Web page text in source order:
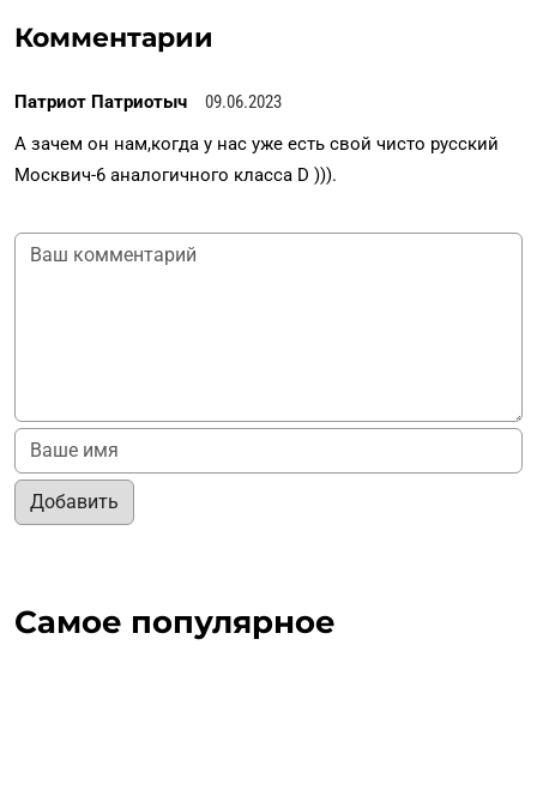
Комментарии
Патриот Патриотыч
09.06.2023
А зачем он нам,когда у нас уже есть свой чисто русский
Москвич-6 аналогичного класса D ))).
Добавить
Самое популярное